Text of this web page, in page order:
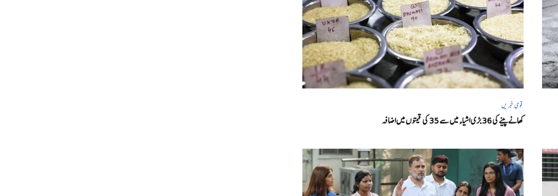
قومی خبریں
کھانے پینے کی 36 بڑی اشیاء میں سے 35 کی قیمتوں میں اضافہ